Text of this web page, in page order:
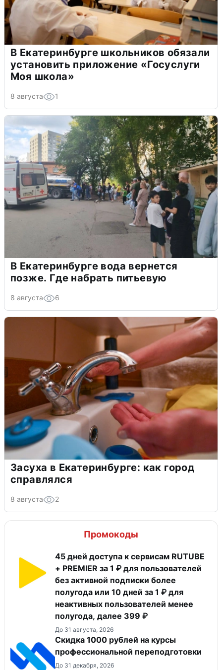
В Екатеринбурге школьников обязали
установить приложение «Госуслуги
Моя школа»
8 августа 1
В Екатеринбурге вода вернется
позже. Где набрать питьевую
8 августа 6
Засуха в Екатеринбурге: как город
справлялся
8 августа 2
Промокоды
45 дней доступа к сервисам RUTUBE
+ PREMIER за 1 ₽ для пользователей
без активной подписки более
полугода или 10 дней за 1 ₽ для
неактивных пользователей менее
полугода, далее 399 ₽
До 31 августа, 2026
Скидка 1000 рублей на курсы
профессиональной переподготовки
До 31 декабря, 2026